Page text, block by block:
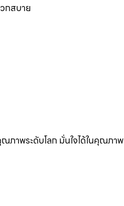
กสบาย
าพระดับโลก มั่นใจได้ในคุณภาพ